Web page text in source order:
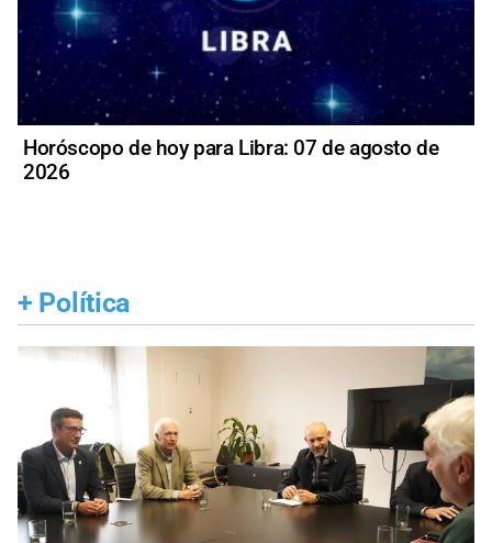
Horóscopo de hoy para Libra: 07 de agosto de
2026
+ Política